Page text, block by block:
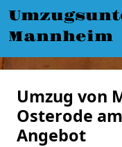
Mannheim
Umzug von
Osterode
Angebot